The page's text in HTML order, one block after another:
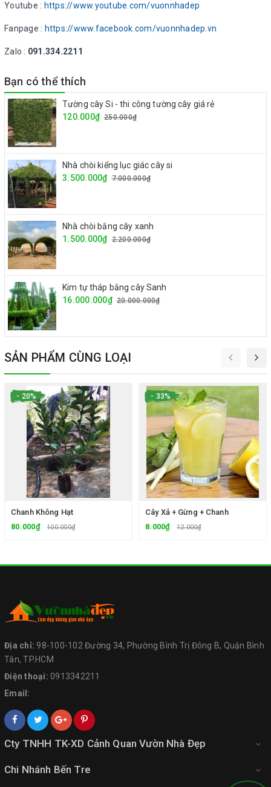
Youtube : https://www.youtube.com/vuonnhadep
Fanpage : https://www.facebook.com/vuonnhadep.vn
Zalo : 091.334.2211
Bạn có thể thích
Tường cây Si - thi công tường cây giá rẻ
120.000₫ 250.000₫
Nhà chòi kiểng lục giác cây si
3.500.000₫ 7.000.000₫
Nhà chòi bằng cây xanh
1.500.000₫ 2.200.000₫
Kim tự tháp bằng cây Sanh
16.000.000₫ 20.000.000₫
SẢN PHẨM CÙNG LOẠI
- 20%
Chanh Không Hạt
80.000₫
100.000₫
- 33%
Cây Xả + Gừng + Chanh
8.000₫
12.000₫
Địa chỉ: 98-100-102 Đường 34, Phường Bình Trị Đông B, Quận Bình
Tân, TP.HCM
Điện thoại: 0913342211
Email:
Cty TNHH TK-XD Cảnh Quan Vườn Nhà Đẹp
Chi Nhánh Bến Tre